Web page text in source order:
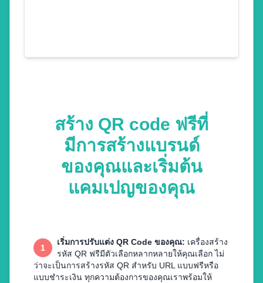
สร้าง QR code ฟรีที่
มีการสร้างแบรนด์
ของคุณและเริ่มต้น
แคมเปญของคุณ
1
เริ่มการปรับแต่ง QR Code ของคุณ: เครื่องสร้าง
รหัส QR ฟรีมีตัวเลือกหลากหลายให้คุณเลือก ไม่
ว่าจะเป็นการสร้างรหัส QR สำหรับ URL แบบฟรีหรือ
แบบชำระเงิน ทุกความต้องการของคุณเราพร้อมให้